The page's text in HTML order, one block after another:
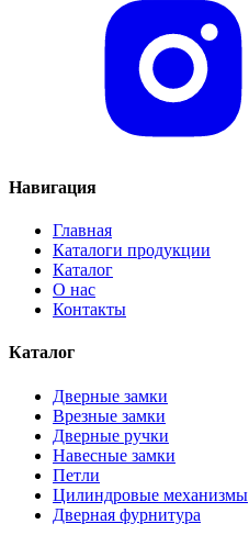
Навигация
Главная
Каталоги продукции
Каталог
О нас
Контакты
Каталог
Дверные замки
Врезные замки
Дверные ручки
Навесные замки
Петли
Цилиндровые механизмы
Дверная фурнитура